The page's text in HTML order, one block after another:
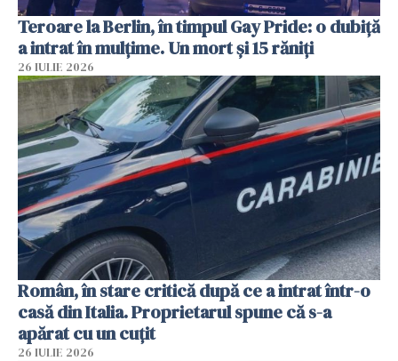
Teroare la Berlin, în timpul Gay Pride: o dubiță
a intrat în mulțime. Un mort și 15 răniți
26 IULIE 2026
Român, în stare critică după ce a intrat într-o
casă din Italia. Proprietarul spune că s-a
apărat cu un cuțit
26 IULIE 2026